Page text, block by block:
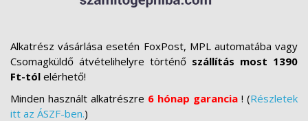
Alkatrész vásárlása esetén FoxPost, MPL automatába vagy
Csomagküldő átvételihelyre történő szállítás most 1390
Ft-tól elérhető!
Minden használt alkatrészre 6 hónap garancia ! (Részletek
itt az ÁSZF-ben.)